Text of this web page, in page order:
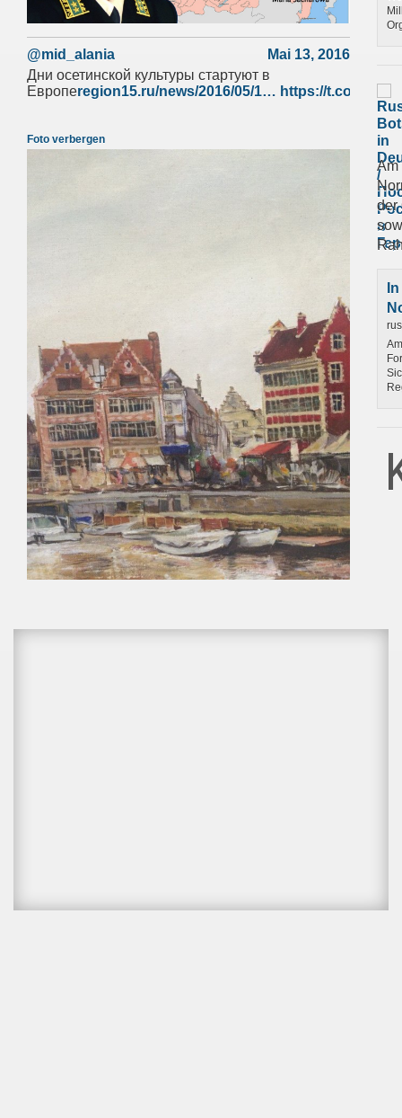
@mid_alania
Mai 13, 2016
Дни осетинской культуры стартуют в
Европеregion15.ru/news/2016/05/1… https://t.co/
Foto verbergen
Am
der